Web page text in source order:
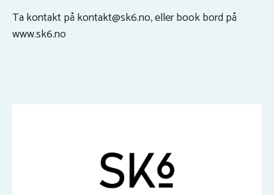
Ta kontakt på kontakt@sk6.no, eller book bord på
www.sk6.no